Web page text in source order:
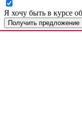
Я хочу быть в курсе
Получить предложение